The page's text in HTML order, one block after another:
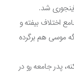
شد.
اختلاف بیفته و
موسی هم برگرده
پدر جامعه رو در